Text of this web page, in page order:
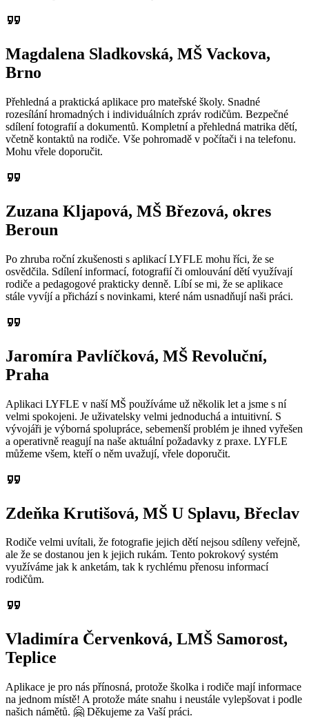
format_quote
Magdalena Sladkovská, MŠ Vackova,
Brno
Přehledná a praktická aplikace pro mateřské školy. Snadné
rozesílání hromadných i individuálních zpráv rodičům. Bezpečné
sdílení fotografií a dokumentů. Kompletní a přehledná matrika dětí,
včetně kontaktů na rodiče. Vše pohromadě v počítači i na telefonu.
Mohu vřele doporučit.
format_quote
Zuzana Kljapová, MŠ Březová, okres
Beroun
Po zhruba roční zkušenosti s aplikací LYFLE mohu říci, že se
osvědčila. Sdílení informací, fotografií či omlouvání dětí využívají
rodiče a pedagogové prakticky denně. Líbí se mi, že se aplikace
stále vyvíjí a přichází s novinkami, které nám usnadňují naši práci.
format_quote
Jaromíra Pavlíčková, MŠ Revoluční,
Praha
Aplikaci LYFLE v naší MŠ používáme už několik let a jsme s ní
velmi spokojeni. Je uživatelsky velmi jednoduchá a intuitivní. S
vývojáři je výborná spolupráce, sebemenší problém je ihned vyřešen
a operativně reagují na naše aktuální požadavky z praxe. LYFLE
můžeme všem, kteří o něm uvažují, vřele doporučit.
format_quote
Zdeňka Krutišová, MŠ U Splavu, Břeclav
Rodiče velmi uvítali, že fotografie jejich dětí nejsou sdíleny veřejně,
ale že se dostanou jen k jejich rukám. Tento pokrokový systém
využíváme jak k anketám, tak k rychlému přenosu informací
rodičům.
format_quote
Vladimíra Červenková, LMŠ Samorost,
Teplice
Aplikace je pro nás přínosná, protože školka i rodiče mají informace
na jednom místě! A protože máte snahu i neustále vylepšovat i podle
našich námětů. 🤗 Děkujeme za Vaší práci.